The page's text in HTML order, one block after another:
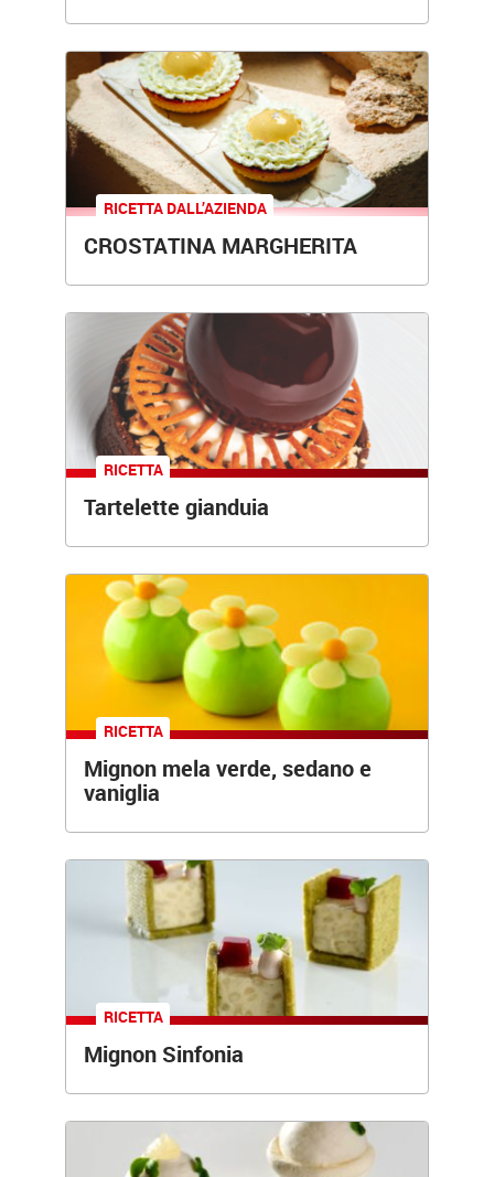
RICETTADALL’AZIENDA
CROSTATINA MARGHERITA
RICETTA
Tartelette gianduia
RICETTA
Mignon mela verde, sedano e
vaniglia
RICETTA
Mignon Sinfonia